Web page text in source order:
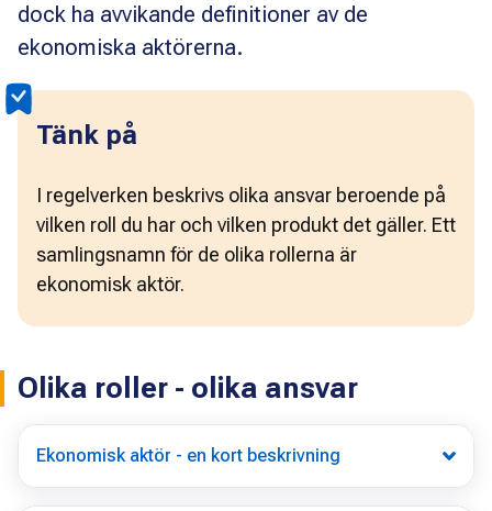
dock ha avvikande definitioner av de
ekonomiska aktörerna.
Tänk på
I regelverken beskrivs olika ansvar beroende på
vilken roll du har och vilken produkt det gäller. Ett
samlingsnamn för de olika rollerna är
ekonomisk aktör.
Olika roller - olika ansvar
Ekonomisk aktör - en kort beskrivning